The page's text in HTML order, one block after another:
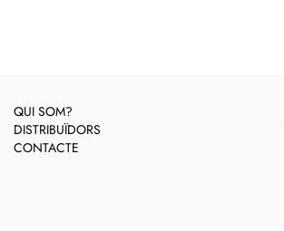
QUI SOM?
DISTRIBUÏDORS
CONTACTE